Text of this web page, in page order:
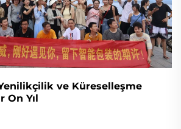
ve Küreselleşme
On Yıl